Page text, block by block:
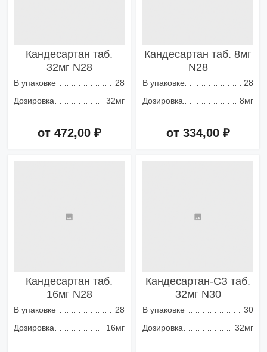
Кандесартан таб.
32мг N28
В упаковке
28
Дозировка
32мг
от 472,00 ₽
Кандесартан таб. 8мг
N28
В упаковке
28
Дозировка
8мг
от 334,00 ₽
Кандесартан таб.
16мг N28
В упаковке
28
Дозировка
16мг
Кандесартан-СЗ таб.
32мг N30
В упаковке
30
Дозировка
32мг